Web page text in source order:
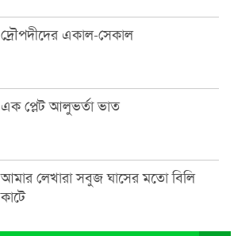
দ্রৌপদীদের একাল-সেকাল
এক প্লেট আলুভর্তা ভাত
আমার লেখারা সবুজ ঘাসের মতো বিলি
কাটে